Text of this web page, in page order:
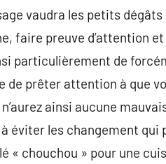
vaudra les petits
faire preuve d’attention
particulièrement de
prêter attention à que
ainsi aucune
éviter les changement qui
« chouchou » pour une